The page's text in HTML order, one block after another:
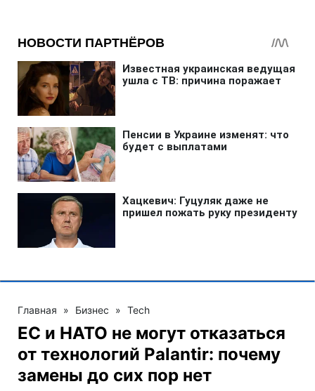
Главная » Бизнес » Tech
ЕС и НАТО не могут отказаться
от технологий Palantir: почему
замены до сих пор нет